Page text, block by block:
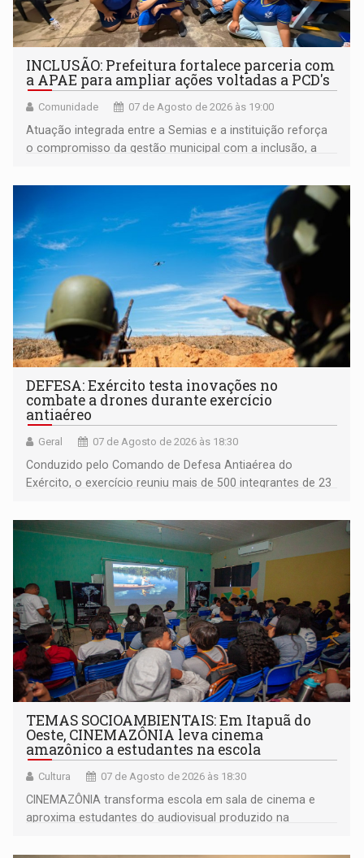
INCLUSÃO: Prefeitura fortalece parceria com
a APAE para ampliar ações voltadas a PCD's
Comunidade 07 de Agosto de 2026 às 19:00
Atuação integrada entre a Semias e a instituição reforça
o compromisso da gestão municipal com a inclusão, a
DEFESA: Exército testa inovações no
combate a drones durante exercício
antiaéreo
Geral 07 de Agosto de 2026 às 18:30
Conduzido pelo Comando de Defesa Antiaérea do
Exército, o exercício reuniu mais de 500 integrantes de 23
TEMAS SOCIOAMBIENTAIS: Em Itapuã do
Oeste, CINEMAZÔNIA leva cinema
amazônico a estudantes na escola
Cultura 07 de Agosto de 2026 às 18:30
CINEMAZÔNIA transforma escola em sala de cinema e
aproxima estudantes do audiovisual produzido na